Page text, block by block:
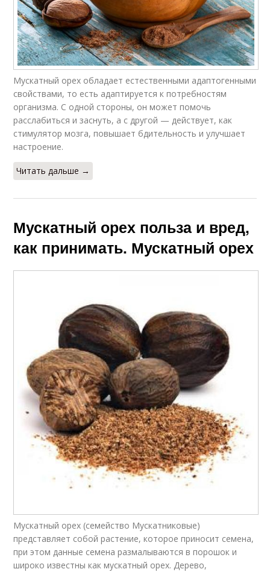
Мускатный орех обладает естественными адаптогенными
свойствами, то есть адаптируется к потребностям
организма. С одной стороны, он может помочь
расслабиться и заснуть, а с другой — действует, как
стимулятор мозга, повышает бдительность и улучшает
настроение.
Читать дальше →
Мускатный орех польза и вред,
как принимать. Мускатный орех
Мускатный орех (семейство Мускатниковые)
представляет собой растение, которое приносит семена,
при этом данные семена размалываются в порошок и
широко известны как мускатный орех. Дерево,